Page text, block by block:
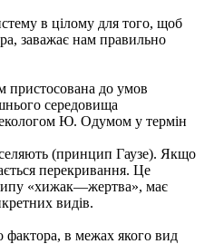
в цілому для того, щоб
заважає нам правильно
пристосована до умов
середовища
екологом Ю. Одумом у термін
(принцип Гаузе). Якщо
перекривання. Це
«хижак—жертва», має
видів.
фактора, в межах якого вид